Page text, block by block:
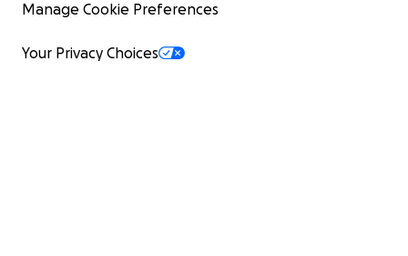
Manage Cookie Preferences
Your Privacy Choices